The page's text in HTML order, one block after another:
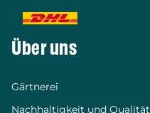
Über uns
Gärtnerei
Nachhaltigkeit und Qualität